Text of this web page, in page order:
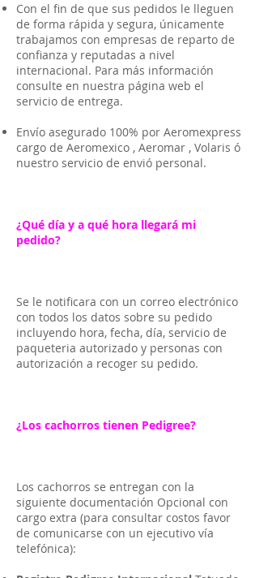
Con el fin de que sus pedidos le lleguen
de forma rápida y segura, únicamente
trabajamos con empresas de reparto de
confianza y reputadas a nivel
internacional. Para más información
consulte en nuestra página web el
servicio de entrega.
Envío asegurado 100% por Aeromexpress
cargo de Aeromexico , Aeromar , Volaris ó
nuestro servicio de envió personal.
¿Qué día y a qué hora llegará mi
pedido?
Se le notificara con un correo electrónico
con todos los datos sobre su pedido
incluyendo hora, fecha, día, servicio de
paqueteria autorizado y personas con
autorización a recoger su pedido.
¿Los cachorros tienen Pedigree?
Los cachorros se entregan con la
siguiente documentación Opcional con
cargo extra (para consultar costos favor
de comunicarse con un ejecutivo vía
telefónica):